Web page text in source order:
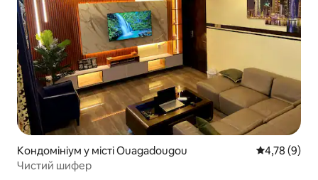
Кондомініум у місті Ouagadougou Середня
4,78 (9)
Чистий шифер